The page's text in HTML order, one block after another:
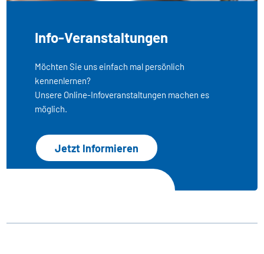
Info-Veranstaltungen
Möchten Sie uns einfach mal persönlich
kennenlernen?
Unsere Online-Infoveranstaltungen machen es
möglich.
Jetzt Informieren